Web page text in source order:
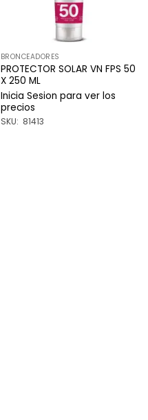
BRONCEADORES
PROTECTOR SOLAR VN FPS 50
X 250 ML
Inicia Sesion para ver los
precios
SKU: 81413